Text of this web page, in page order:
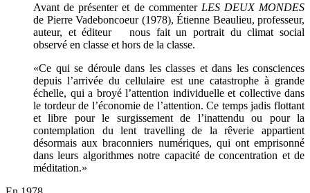
Avant de présenter et de commenter LES DEUX MONDES
de Pierre Vadeboncoeur (1978), Étienne Beaulieu, professeur,
auteur, et éditeur nous fait un portrait du climat social
observé en classe et hors de la classe.
«Ce qui se déroule dans les classes et dans les consciences
depuis l’arrivée du cellulaire est une catastrophe à grande
échelle, qui a broyé l’attention individuelle et collective dans
le tordeur de l’économie de l’attention. Ce temps jadis flottant
et libre pour le surgissement de l’inattendu ou pour la
contemplation du lent travelling de la rêverie appartient
désormais aux braconniers numériques, qui ont emprisonné
dans leurs algorithmes notre capacité de concentration et de
méditation.»